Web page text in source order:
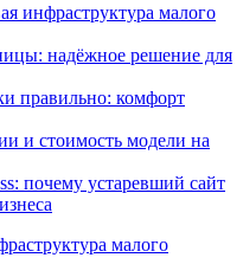
инфраструктура малого
надёжное решение для
правильно: комфорт
и стоимость модели на
почему устаревший сайт
малого